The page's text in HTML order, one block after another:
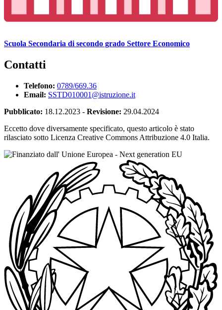
Scuola Secondaria di secondo grado Settore Economico
Contatti
Telefono: 0789/669.36
Email: SSTD010001@istruzione.it
Pubblicato: 18.12.2023 - Revisione: 29.04.2024
Eccetto dove diversamente specificato, questo articolo è stato
rilasciato sotto Licenza Creative Commons Attribuzione 4.0 Italia.